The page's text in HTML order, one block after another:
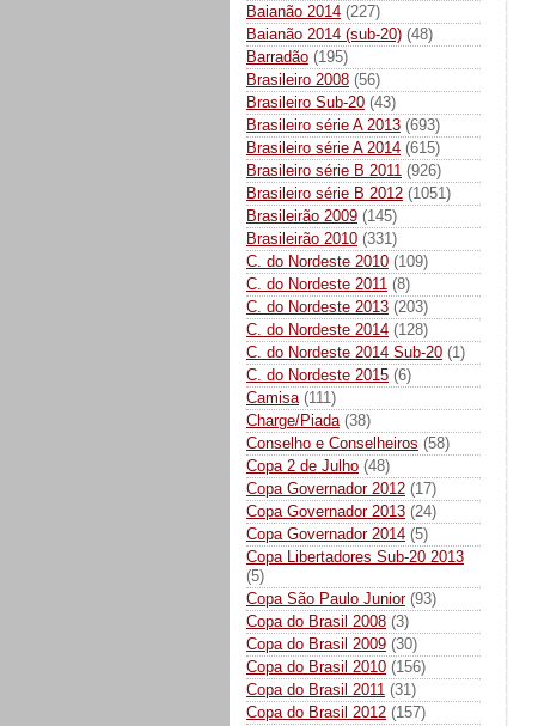
Baianão 2014 (227)
Baianão 2014 (sub-20) (48)
Barradão (195)
Brasileiro 2008 (56)
Brasileiro Sub-20 (43)
Brasileiro série A 2013 (693)
Brasileiro série A 2014 (615)
Brasileiro série B 2011 (926)
Brasileiro série B 2012 (1051)
Brasileirão 2009 (145)
Brasileirão 2010 (331)
C. do Nordeste 2010 (109)
C. do Nordeste 2011 (8)
C. do Nordeste 2013 (203)
C. do Nordeste 2014 (128)
C. do Nordeste 2014 Sub-20 (1)
C. do Nordeste 2015 (6)
Camisa (111)
Charge/Piada (38)
Conselho e Conselheiros (58)
Copa 2 de Julho (48)
Copa Governador 2012 (17)
Copa Governador 2013 (24)
Copa Governador 2014 (5)
Copa Libertadores Sub-20 2013
(5)
Copa São Paulo Junior (93)
Copa do Brasil 2008 (3)
Copa do Brasil 2009 (30)
Copa do Brasil 2010 (156)
Copa do Brasil 2011 (31)
Copa do Brasil 2012 (157)